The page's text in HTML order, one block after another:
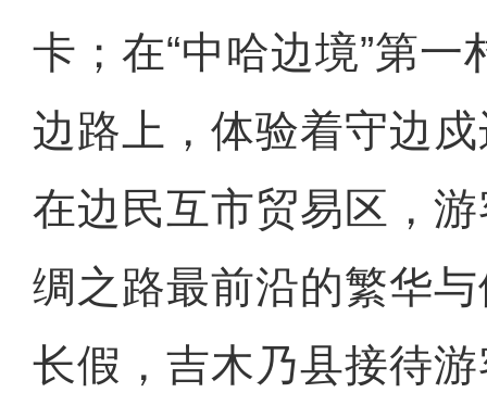
卡；在“中哈边境”第
边路上，体验着守边
在边民互市贸易区，
绸之路最前沿的繁华与
长假，吉木乃县接待